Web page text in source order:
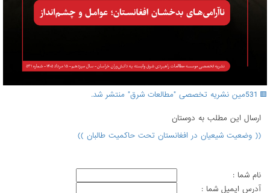
🟥 531مین نشریه تخصصی "مطالعات شرق" منتشر شد.
ارسال اين مطلب به دوستان
(( وضعیت شیعیان در افغانستان تحت حاکمیت طالبان ))
نام شما :
آدرس ايميل شما :